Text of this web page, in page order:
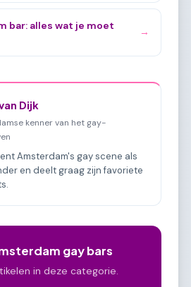
bar: alles wat je moet
→
Dijk
kenner van het gay-
Amsterdam's gay scene als
en deelt graag zijn favoriete
gay bars
in deze categorie.